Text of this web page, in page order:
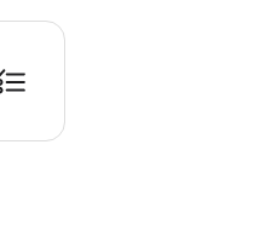
감: 16:00